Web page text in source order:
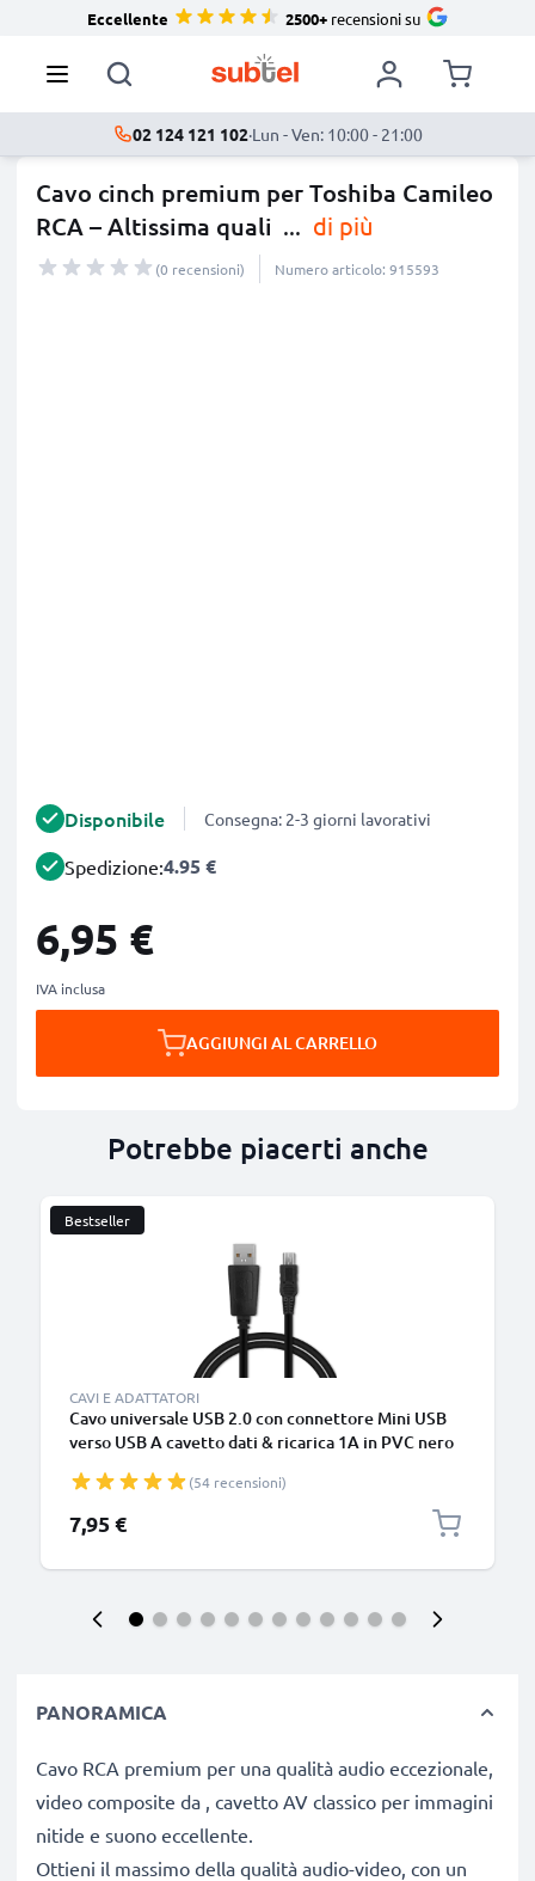
Eccellente 2500+recensioni su
02 124 121 102·Lun - Ven: 10:00 - 21:00
Cavo cinch premium per Toshiba Camileo
RCA – Altissima quali ... di più
(0 recensioni) Numero articolo: 915593
Disponibile Consegna: 2-3 giorni lavorativi
Spedizione:4.95 €
6,95 €
IVA inclusa
AGGIUNGI AL CARRELLO
Potrebbe piacerti anche
Bestseller
CAVI E ADATTATORI
Cavo universale USB 2.0 con connettore Mini USB
verso USB A cavetto dati & ricarica 1A in PVC nero
(54 recensioni)
7,95 €
PANORAMICA
Cavo RCA premium per una qualità audio eccezionale,
video composite da , cavetto AV classico per immagini
nitide e suono eccellente.
Ottieni il massimo della qualità audio-video, con un